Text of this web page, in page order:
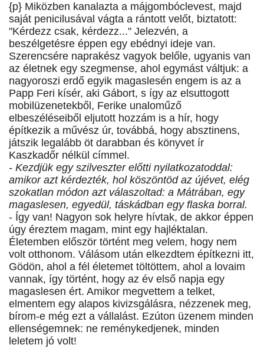
{p} Miközben kanalazta a májgombóclevest, majd
saját penicilusával vágta a rántott velőt, biztatott:
"Kérdezz csak, kérdezz..." Jelezvén, a
beszélgetésre éppen egy ebédnyi ideje van.
Szerencsére naprakész vagyok belőle, ugyanis van
az életnek egy szegmense, ahol egymást váltjuk: a
nagyoroszi erdő egyik magaslesén engem is az a
Papp Feri kísér, aki Gábort, s így az elsuttogott
mobilüzenetekből, Ferike unaloműző
elbeszéléseiből eljutott hozzám is a hír, hogy
építkezik a művész úr, továbbá, hogy absztinens,
játszik legalább öt darabban és könyvet ír
Kaszkadőr nélkül címmel.
- Kezdjük egy szilveszter előtti nyilatkozatoddal:
amikor azt kérdezték, hol köszöntöd az újévet, elég
szokatlan módon azt válaszoltad: a Mátrában, egy
magaslesen, egyedül, táskádban egy flaska borral.
- Így van! Nagyon sok helyre hívtak, de akkor éppen
úgy éreztem magam, mint egy hajléktalan.
Életemben először történt meg velem, hogy nem
volt otthonom. Válásom után elkezdtem építkezni itt,
Gödön, ahol a fél életemet töltöttem, ahol a lovaim
vannak, így történt, hogy az év első napja egy
magaslesen ért. Amikor megvettem a telket,
elmentem egy alapos kivizsgálásra, nézzenek meg,
bírom-e még ezt a vállalást. Ezúton üzenem minden
ellenségemnek: ne reménykedjenek, minden
leletem jó volt!